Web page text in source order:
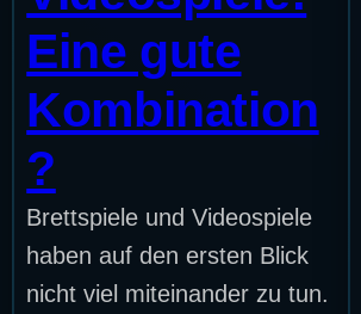
Eine gute
Kombination
?
Brettspiele und Videospiele
haben auf den ersten Blick
nicht viel miteinander zu tun.